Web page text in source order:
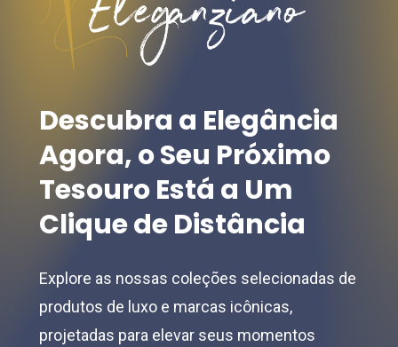
Descubra a Elegância
Agora,oSeu Próximo
TesouroEstá a Um
CliquedeDistância
Explore as nossas coleções selecionadas de
produtos de luxo e marcas icônicas,
projetadas para elevar seus momentos